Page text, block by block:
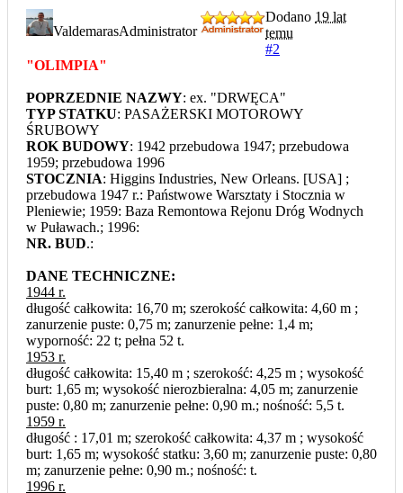
ValdemarasAdministrator
Dodano 19 lat
temu
#2
"OLIMPIA"
POPRZEDNIE NAZWY: ex. "DRWĘCA"
TYP STATKU: PASAŻERSKI MOTOROWY
ŚRUBOWY
ROK BUDOWY: 1942 przebudowa 1947; przebudowa
1959; przebudowa 1996
STOCZNIA: Higgins Industries, New Orleans. [USA] ;
przebudowa 1947 r.: Państwowe Warsztaty i Stocznia w
Pleniewie; 1959: Baza Remontowa Rejonu Dróg Wodnych
w Puławach.; 1996:
NR. BUD.:
DANE TECHNICZNE:
1944 r.
długość całkowita: 16,70 m; szerokość całkowita: 4,60 m ;
zanurzenie puste: 0,75 m; zanurzenie pełne: 1,4 m;
wyporność: 22 t; pełna 52 t.
1953 r.
długość całkowita: 15,40 m ; szerokość: 4,25 m ; wysokość
burt: 1,65 m; wysokość nierozbieralna: 4,05 m; zanurzenie
puste: 0,80 m; zanurzenie pełne: 0,90 m.; nośność: 5,5 t.
1959 r.
długość : 17,01 m; szerokość całkowita: 4,37 m ; wysokość
burt: 1,65 m; wysokość statku: 3,60 m; zanurzenie puste: 0,80
m; zanurzenie pełne: 0,90 m.; nośność: t.
1996 r.